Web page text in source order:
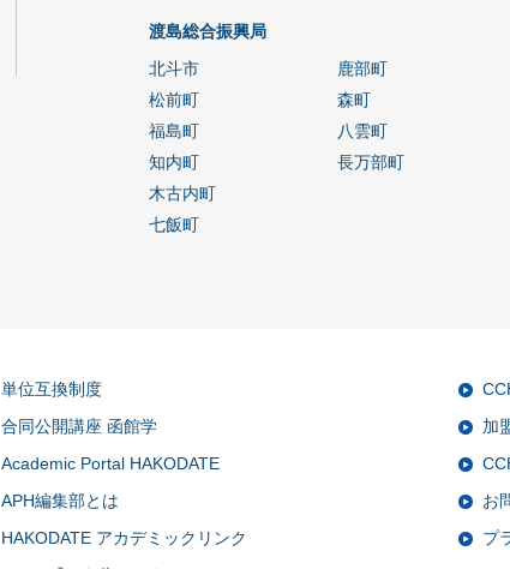
渡島総合振興局
北斗市
松前町
福島町
知内町
木古内町
七飯町
鹿部町
森町
八雲町
長万部町
単位互換制度
合同公開講座 函館学
Academic Portal HAKODATE
APH編集部とは
HAKODATE アカデミックリンク
加
お
プ